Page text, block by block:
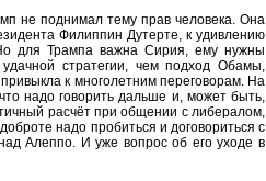
не поднимал тему прав человека. Она
Филиппин Дутерте, к удивлению
Но для Трампа важна Сирия, ему нужны
стратегии, чем подход Обамы,
к многолетним переговорам. На
надо говорить дальше и, может быть,
расчёт при общении с либералом,
надо пробиться и договориться с
Алеппо. И уже вопрос об его уходе в